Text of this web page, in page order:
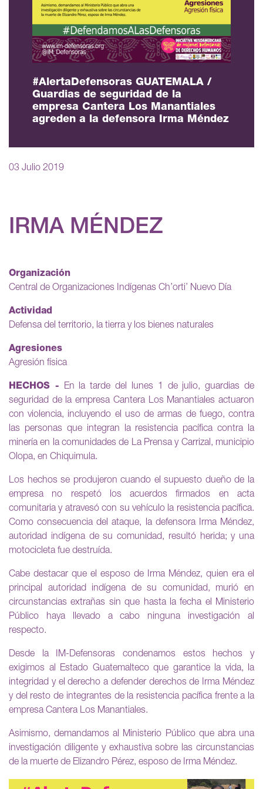
#AlertaDefensoras GUATEMALA /
Guardias de seguridad de la
empresa Cantera Los Manantiales
agreden a la defensora Irma Méndez
03 Julio 2019
IRMA MÉNDEZ
Organización
Central de Organizaciones Indígenas Ch’orti’ Nuevo Día
Actividad
Defensa del territorio, la tierra y los bienes naturales
Agresiones
Agresión física
HECHOS - En la tarde del lunes 1 de julio, guardias de
seguridad de la empresa Cantera Los Manantiales actuaron
con violencia, incluyendo el uso de armas de fuego, contra
las personas que integran la resistencia pacífica contra la
minería en la comunidades de La Prensa y Carrizal, municipio
Olopa, en Chiquimula.
Los hechos se produjeron cuando el supuesto dueño de la
empresa no respetó los acuerdos firmados en acta
comunitaria y atravesó con su vehículo la resistencia pacífica.
Como consecuencia del ataque, la defensora Irma Méndez,
autoridad indígena de su comunidad, resultó herida; y una
motocicleta fue destruída.
Cabe destacar que el esposo de Irma Méndez, quien era el
principal autoridad indígena de su comunidad, murió en
circunstancias extrañas sin que hasta la fecha el Ministerio
Público haya llevado a cabo ninguna investigación al
respecto.
Desde la IM-Defensoras condenamos estos hechos y
exigimos al Estado Guatemalteco que garantice la vida, la
integridad y el derecho a defender derechos de Irma Méndez
y del resto de integrantes de la resistencia pacífica frente a la
empresa Cantera Los Manantiales.
Asimismo, demandamos al Ministerio Público que abra una
investigación diligente y exhaustiva sobre las circunstancias
de la muerte de Elizandro Pérez, esposo de Irma Méndez.